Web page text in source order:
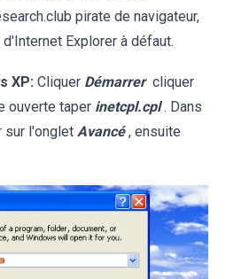
pirate de navigateur,
Explorer à défaut.
XP: Cliquer Démarrer cliquer
ouverte taper inetcpl.cpl . Dans
sur l'onglet Avancé , ensuite